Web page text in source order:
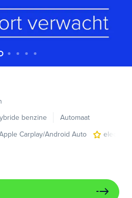
benzine
Automaat
Carplay/Android Auto